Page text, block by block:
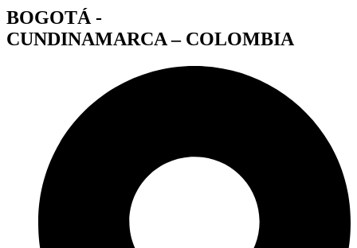
BOGOTÁ -
CUNDINAMARCA – COLOMBIA